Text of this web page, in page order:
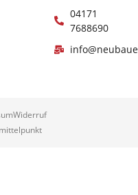
04171
7688690
Widerruf